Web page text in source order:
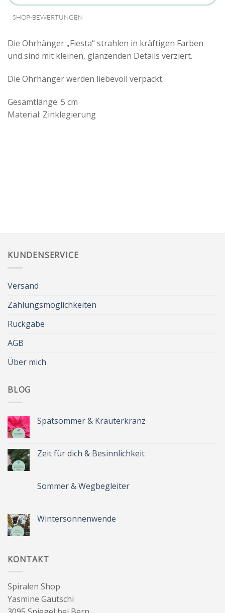
SHOP-BEWERTUNGEN
Die Ohrhänger „Fiesta“ strahlen in kräftigen Farben
und sind mit kleinen, glänzenden Details verziert.
Die Ohrhänger werden liebevoll verpackt.
Gesamtlänge: 5 cm
Material: Zinklegierung
KUNDENSERVICE
Versand
Zahlungsmöglichkeiten
Rückgabe
AGB
Über mich
BLOG
Spätsommer & Kräuterkranz
Spätsommer
&
Zeit für dich & Besinnlichkeit
Zeit
für
Sommer & Wegbegleiter
Sommer
&
Wintersonnenwende
KONTAKT
Spiralen Shop
Yasmine Gautschi